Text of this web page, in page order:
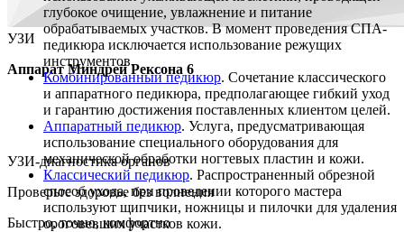
УЗИ
Аппарат Миндрей Рексона 6
УЗИ-диагностика органов
Проверьте здоровье без волнения
Быстро, точно, комфортно
глубокое очищение, увлажнение и питание
обрабатываемых участков. В момент проведения СПА-
педикюра исключается использование режущих
инструментов.
Комбинированный педикюр. Сочетание классического
и аппаратного педикюра, предполагающее гибкий уход
и гарантию достижения поставленных клиентом целей.
Аппаратный педикюр. Услуга, предусматривающая
использование специального оборудования для
механической обработки ногтевых пластин и кожи.
Классический педикюр. Распространенный обрезной
способ ухода, при проведении которого мастера
используют щипчики, ножницы и пилочки для удаления
ороговевших участков кожи.